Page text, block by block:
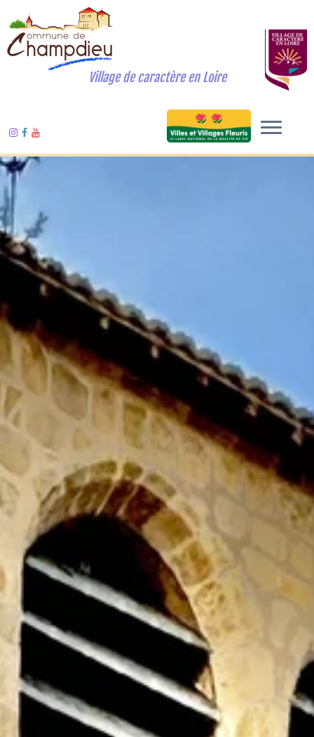
Village de caractère en Loire